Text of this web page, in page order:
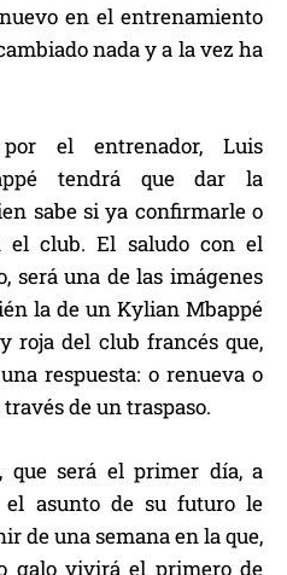
en el entrenamiento
nada y a la vez ha
el entrenador, Luis
tendrá que dar la
sabe si ya confirmarle o
el club. El saludo con el
será una de las imágenes
la de un Kylian Mbappé
roja del club francés que,
respuesta: o renueva o
de un traspaso.
que será el primer día, a
asunto de su futuro le
de una semana en la que,
galo vivirá el primero de